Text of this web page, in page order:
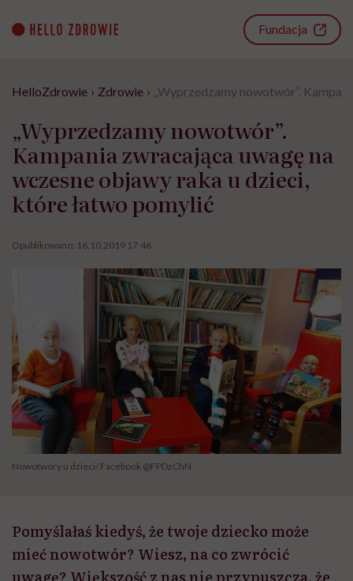
content
Fundacja
HelloZdrowie › Zdrowie › „Wyprzedzamy nowotwór”.
„Wyprzedzamy nowotwór”.
Kampania zwracająca uwagę na
wczesne objawy raka u dzieci,
które łatwo pomylić
Opublikowano: 16.10.2019 17:46
Nowotwory u dzieci/ Facebook @FPDzChN
Pomyślałaś kiedyś, że twoje dziecko może
mieć nowotwór? Wiesz, na co zwrócić